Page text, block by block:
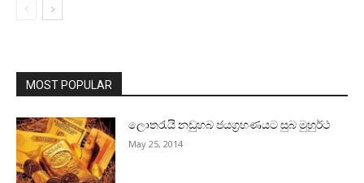
MOST POPULAR
ලොතරැයි නඩුහබ ජයග්‍රහණයට සුබ මුහුර්ථ
May 25, 2014